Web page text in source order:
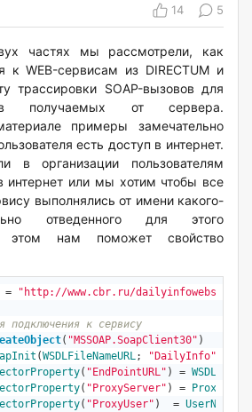
14
5
частях мы рассмотрели, как
к WEB-сервисам из DIRECTUM и
трассировки SOAP-вызовов для
получаемых от сервера.
примеры замечательно
есть доступ в интернет.
организации пользователям
интернет или мы хотим чтобы все
выполнялись от имени какого-
отведенного для этого
этом нам поможет свойство
= "http://www.cbr.ru/dailyinfowebserv/
подключения к сервису
( "MSSOAP.SoapClient30" )
(WSDLFileNameURL; "DailyInfo"
( "EndPointURL" ) =
( "ProxyServer" ) =
( "ProxyUser" )  = UserName